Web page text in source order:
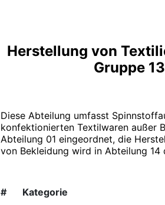
Herstellung von
Gruppe
Diese Abteilung umfasst
konfektionierten Textilwaren außer
Abteilung 01 eingeordnet, die
von Bekleidung wird in Abteilung
# Kategorie